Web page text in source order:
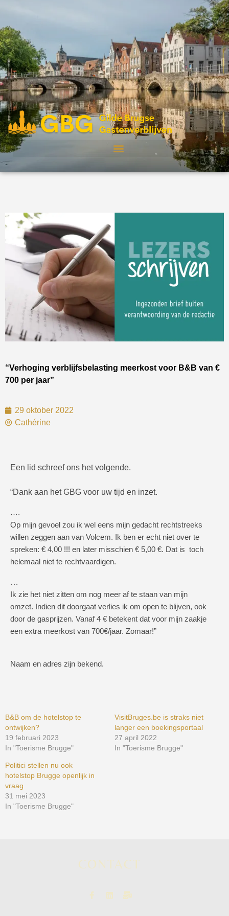
“Verhoging verblijfsbelasting meerkost voor B&B van €
700 per jaar”
29 oktober 2022
Cathérine
Een lid schreef ons het volgende.
“Dank aan het GBG voor uw tijd en inzet.
….
Op mijn gevoel zou ik wel eens mijn gedacht rechtstreeks
willen zeggen aan van Volcem. Ik ben er echt niet over te
spreken: € 4,00 !!! en later misschien € 5,00 €. Dat is toch
helemaal niet te rechtvaardigen.
…
Ik zie het niet zitten om nog meer af te staan van mijn
omzet. Indien dit doorgaat verlies ik om open te blijven, ook
door de gasprijzen. Vanaf 4 € betekent dat voor mijn zaakje
een extra meerkost van 700€/jaar. Zomaar!”
Naam en adres zijn bekend.
B&B om de hotelstop te
ontwijken?
19 februari 2023
In "Toerisme Brugge"
VisitBruges.be is straks niet
langer een boekingsportaal
27 april 2022
In "Toerisme Brugge"
Politici stellen nu ook
hotelstop Brugge openlijk in
vraag
31 mei 2023
In "Toerisme Brugge"
CONTACT